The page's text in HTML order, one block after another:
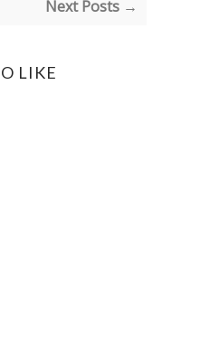
Next Posts →
LIKE